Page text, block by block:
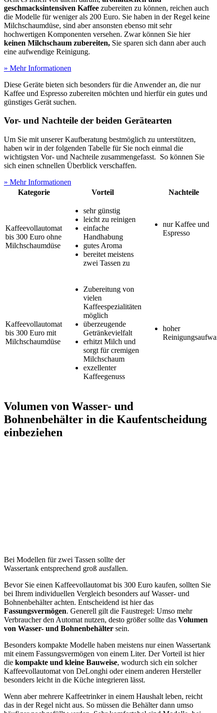
geschmacksintensiven Kaffee zubereiten zu können, reichen auch
die Modelle für weniger als 200 Euro. Sie haben in der Regel keine
Milchschaumdüse, sind aber ansonsten ebenso mit sehr
hochwertigen Komponenten versehen. Zwar können Sie hier
keinen Milchschaum zubereiten, Sie sparen sich dann aber auch
eine aufwendige Reinigung.
» Mehr Informationen
Diese Geräte bieten sich besonders für die Anwender an, die nur
Kaffee und Espresso zubereiten möchten und hierfür ein gutes und
günstiges Gerät suchen.
Vor- und Nachteile der beiden Gerätearten
Um Sie mit unserer Kaufberatung bestmöglich zu unterstützen,
haben wir in der folgenden Tabelle für Sie noch einmal die
wichtigsten Vor- und Nachteile zusammengefasst. So können Sie
sich einen schnellen Überblick verschaffen.
» Mehr Informationen
Kategorie
Vorteil Nachteile
Kaffeevollautomat
bis 300 Euro ohne
Milchschaumdüse
sehr günstig
leicht zu reinigen
einfache
Handhabung
gutes Aroma
bereitet meistens
zwei Tassen zu
nur Kaffee und
Espresso
Kaffeevollautomat
bis 300 Euro mit
Milchschaumdüse
Zubereitung von
vielen
Kaffeespezialitäten
möglich
überzeugende
Getränkevielfalt
erhitzt Milch und
sorgt für cremigen
Milchschaum
exzellenter
Kaffeegenuss
hoher
Volumen von Wasser- und
Bohnenbehälter in die Kaufentscheidung
einbeziehen
Bei Modellen für zwei Tassen sollte der
Wassertank entsprechend groß ausfallen.
Bevor Sie einen Kaffeevollautomat bis 300 Euro kaufen, sollten Sie
bei Ihrem individuellen Vergleich besonders auf Wasser- und
Bohnenbehälter achten. Entscheidend ist hier das
Fassungsvermögen. Generell gilt die Faustregel: Umso mehr
Verbraucher den Automat nutzen, desto größer sollte das Volumen
von Wasser- und Bohnenbehälter sein.
Besonders kompakte Modelle haben meistens nur einen Wassertank
mit einem Fassungsvermögen von einem Liter. Der Vorteil ist hier
die kompakte und kleine Bauweise, wodurch sich ein solcher
Kaffeevollautomat von DeLonghi oder einem anderen Hersteller
besonders leicht in die Küche integrieren lässt.
Wenn aber mehrere Kaffeetrinker in einem Haushalt leben, reicht
das in der Regel nicht aus. So müssen die Behälter dann umso